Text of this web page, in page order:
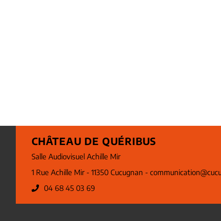
CHÂTEAU DE QUÉRIBUS
Salle Audiovisuel Achille Mir
1 Rue Achille Mir - 11350 Cucugnan -
04 68 45 03 69